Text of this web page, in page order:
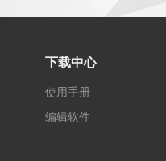
下载中心
使用手册
编辑软件